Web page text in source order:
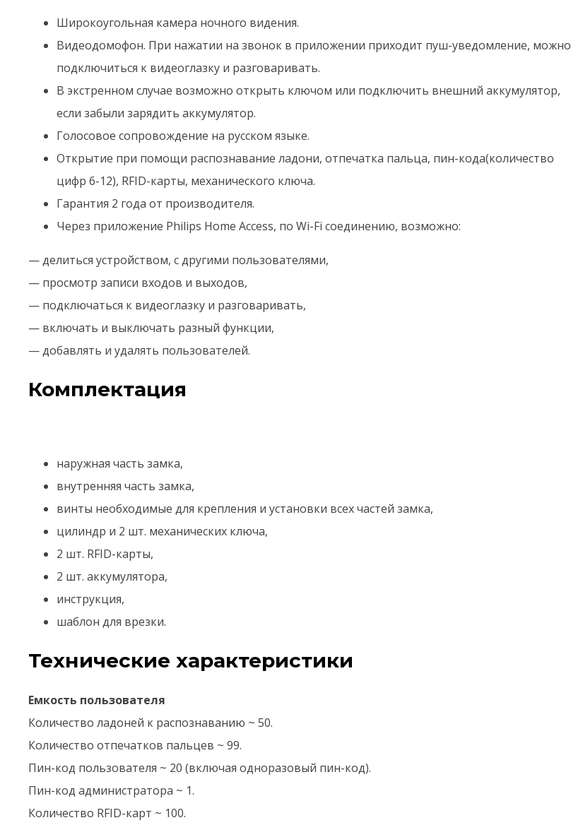
Широкоугольная камера ночного видения.
Видеодомофон. При нажатии на звонок в приложении приходит пуш-уведомление, можно
подключиться к видеоглазку и разговаривать.
В экстренном случае возможно открыть ключом или подключить внешний аккумулятор,
если забыли зарядить аккумулятор.
Голосовое сопровождение на русском языке.
Открытие при помощи распознавание ладони, отпечатка пальца, пин-кода(количество
цифр 6-12), RFID-карты, механического ключа.
Гарантия 2 года от производителя.
Через приложение Philips Home Access, по Wi-Fi соединению, возможно:
— делиться устройством, с другими пользователями,
— просмотр записи входов и выходов,
— подключаться к видеоглазку и разговаривать,
— включать и выключать разный функции,
— добавлять и удалять пользователей.
Комплектация
наружная часть замка,
внутренняя часть замка,
винты необходимые для крепления и установки всех частей замка,
цилиндр и 2 шт. механических ключа,
2 шт. RFID-карты,
2 шт. аккумулятора,
инструкция,
шаблон для врезки.
Технические характеристики
Емкость пользователя
Количество ладоней к распознаванию ~ 50.
Количество отпечатков пальцев ~ 99.
Пин-код пользователя ~ 20 (включая одноразовый пин-код).
Пин-код администратора ~ 1.
Количество RFID-карт ~ 100.